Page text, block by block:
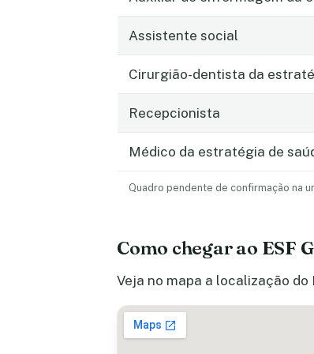
Assistente social
Cirurgião-dentista da
Recepcionista
Médico da estratégia de
Quadro pendente de confirmação na
Como chegar ao ESF
Veja no mapa a localização